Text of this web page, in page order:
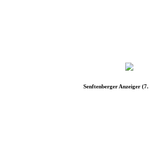
Senftenberger Anzeiger